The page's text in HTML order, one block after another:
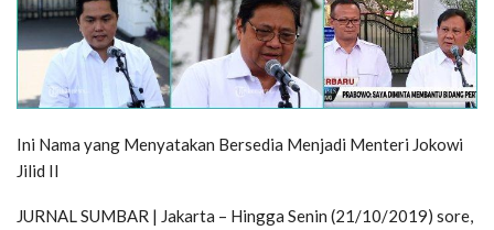
Ini Nama yang Menyatakan Bersedia Menjadi Menteri Jokowi
Jilid II
JURNAL SUMBAR | Jakarta – Hingga Senin (21/10/2019) sore,